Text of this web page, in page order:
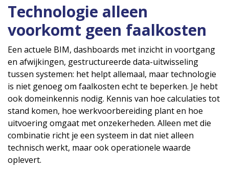
Technologie alleen
voorkomt geen faalkosten
Een actuele BIM, dashboards met inzicht in voortgang
en afwijkingen, gestructureerde data-uitwisseling
tussen systemen: het helpt allemaal, maar technologie
is niet genoeg om faalkosten echt te beperken. Je hebt
ook domeinkennis nodig. Kennis van hoe calculaties tot
stand komen, hoe werkvoorbereiding plant en hoe
uitvoering omgaat met onzekerheden. Alleen met die
combinatie richt je een systeem in dat niet alleen
technisch werkt, maar ook operationele waarde
oplevert.